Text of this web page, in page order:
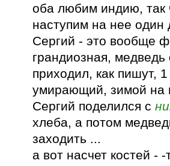
оба любим индию, так
наступим на нее один
Сергий - это вообще
грандиозная,
приходил, как пишут, 1
умирающий, зимой на
Сергий поделился с
хлеба, а потом
заходить ...
а вот насчет костей -